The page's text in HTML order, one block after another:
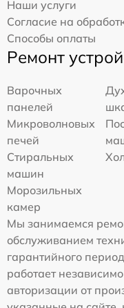
Наши услуги
Согласие на
Способы оплаты
Ремонт
Варочных
панелей
Микроволновых
печей
Стиральных
машин
Морозильных
камер
Мы занимаемся
обслуживанием
гарантийного
работает
авторизации от